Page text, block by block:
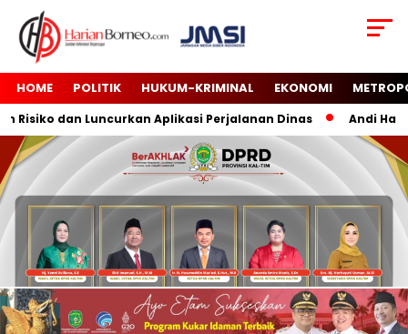
HOME POLITIK HUKUM-KRIMINAL EKONOMI
dan Luncurkan Aplikasi Perjalanan Dinas Andi Harun